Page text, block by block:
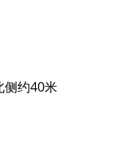
侧约40米